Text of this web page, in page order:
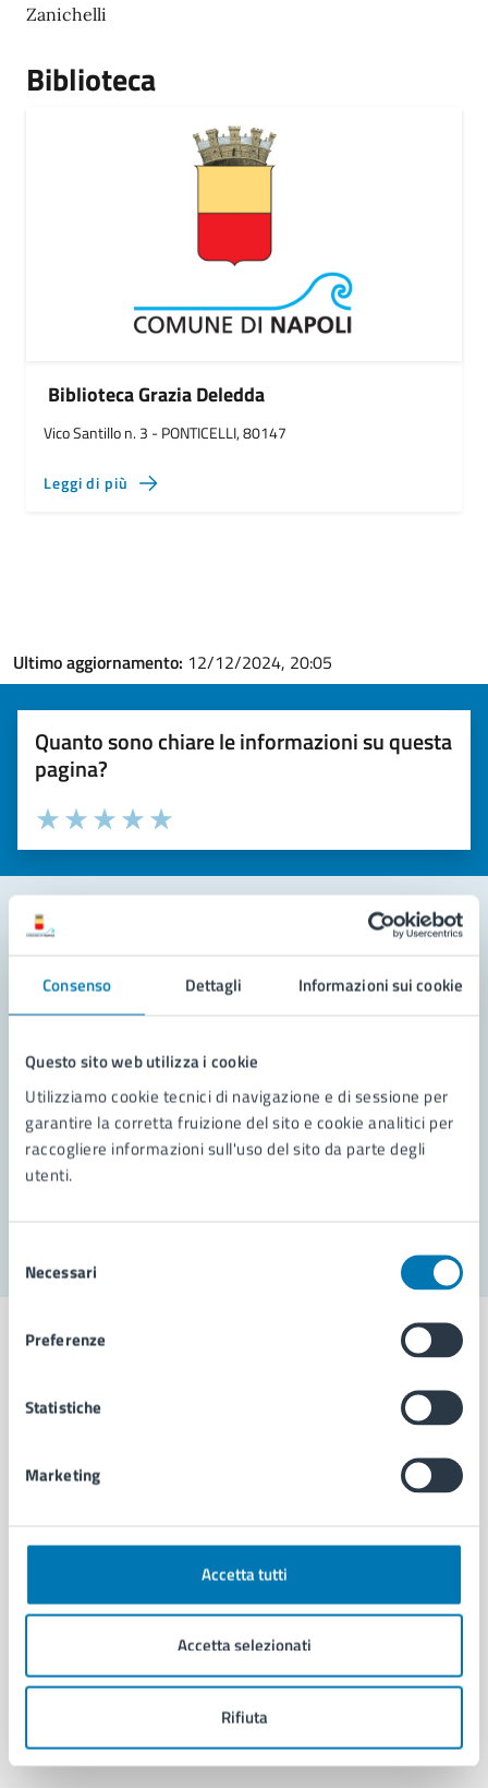
Consenso Dettagli Informazioni sui cookie
Questo sito web utilizza i cookie
Utilizziamo cookie tecnici di navigazione e di sessione per
garantire la corretta fruizione del sito e cookie analitici per
raccogliere informazioni sull'uso del sito da parte degli
utenti.
delNecessari
Preferenze
Statistiche
Marketing
Accetta tutti
Accetta selezionati
Rifiuta
Zanichelli
Biblioteca
Biblioteca Grazia Deledda
Vico Santillo n. 3 - PONTICELLI, 80147
Leggi di più
Ultimo aggiornamento: 12/12/2024, 20:05
Quanto sono chiare le informazioni su questa
pagina?
Valuta la chiarezza delle informazioni (da 1 a 5 stelle)
Seleziona il numero di stelle per valutare la chiarezza delle
Valuta 5 stelle su 5
Valuta 4 stelle su 5
Valuta 3 stelle su 5
Valuta 2 stelle su 5
Valuta 1 stelle su 5
Leggi le domande frequenti
Richiedi assistenza
Prenota appuntamento
Problemi in città
Comune di Napoli
AMMINISTRAZIONE
Organi di governo
Enti e fondazioni
Personale amministrativo
Intranet, posta aziendale e protocollo